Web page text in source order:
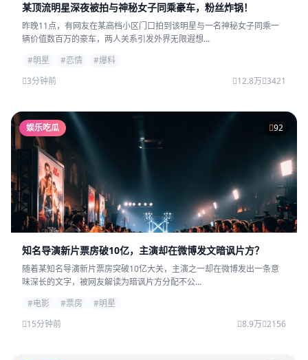
某顶流明星深夜被拍与神秘女子同乘豪车，粉丝炸锅！
昨晚11点，有网友在某高档小区门口拍到该明星与一名神秘女子同乘一
辆价值数百万的豪车，两人关系引发外界无限遐想...
#明星
#恋情
#爆料
3分钟前
12.8万 3421
娱乐吃瓜 92
知名导演新片票房破10亿，主演却在微博发文暗讽片方？
随着某知名导演新片票房突破10亿大关，主演之一却在微博发出一条意
味深长的文字，被网友解读为暗讽片方分配不公...
#电影
#票房
#明星
15分钟前
8.9万 2156